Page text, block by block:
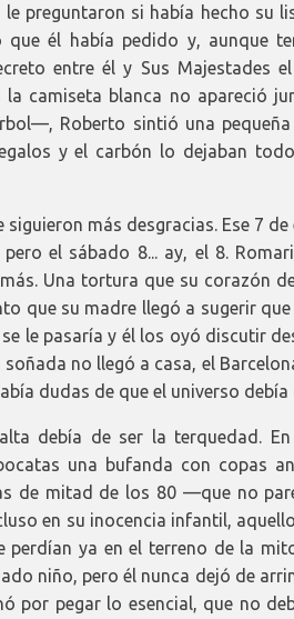
le preguntaron si había hecho su
que él había pedido y, aunque
entre él y Sus Majestades
la camiseta blanca no apareció
Roberto sintió una
y el carbón lo dejaban
siguieron más desgracias. Ese 7
el sábado 8... ay, el 8.
Una tortura que su corazón
que su madre llegó a sugerir
le pasaría y él los oyó discutir
no llegó a casa, el
dudas de que el universo
debía de ser la terquedad.
una bufanda con copas
de mitad de los 80 —que no
en su inocencia infantil,
perdían ya en el terreno de la
niño, pero él nunca dejó de
por pegar lo esencial, que no